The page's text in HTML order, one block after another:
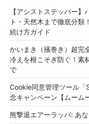
【アシストステッパー
ト・天然木まで徹底分類
続け方ガイド
かいまき（掻巻き）超完
冷えを根こそぎ防ぐ！素
で
Cookie同意管理ツール「
念キャンペーン【ムーム
熊撃退エアーラッパ: あ